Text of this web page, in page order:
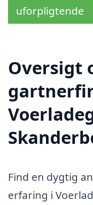
uforpligtende
Oversigt
Find en dygtig
erfaring i